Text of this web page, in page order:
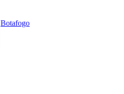
Botafogo